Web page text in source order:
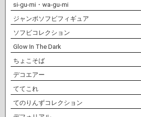
si-gu-mi・wa-gu-mi
ジャンボソフビフィギュア
ソフビコレクション
Glow In The Dark
ちょこそば
デコエアー
ててこれ
てのりんずコレクション